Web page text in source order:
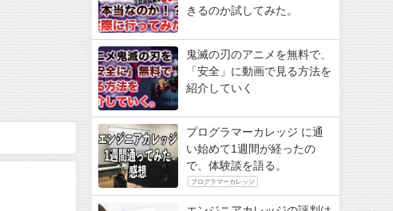
きるのか試してみた。
鬼滅の刃のアニメを無料で、
「安全」に動画で見る方法を
紹介していく
プログラマーカレッジ に通
い始めて1週間が経ったの
で、体験談を語る。
プログラマーカレッジ